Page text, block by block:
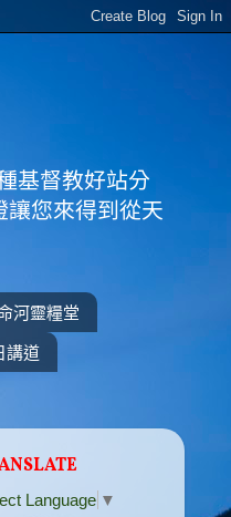
基督教好站分
讓您來得到從天
河靈糧堂
講道
Language ▼